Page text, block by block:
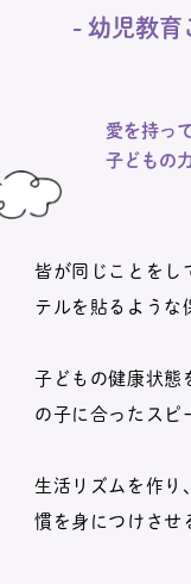
- 幼児教育
愛を持っ
子どもの
皆が同じことをし
テルを貼るような
子どもの健康状態
の子に合ったスピ
生活リズムを作り
慣を身につけさせ